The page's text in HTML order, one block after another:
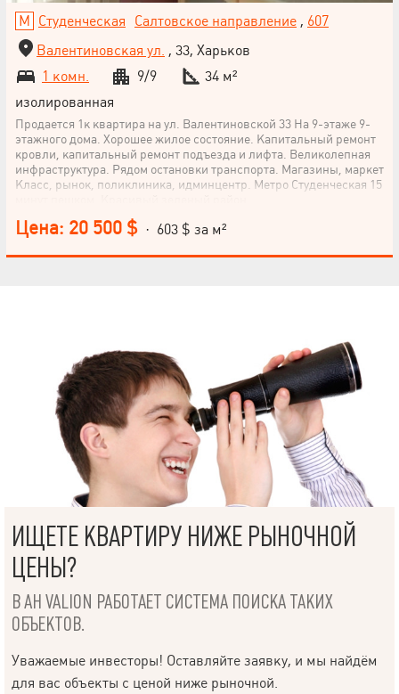
Студенческая Салтовское направление, 607
Валентиновская ул. , 33, Харьков
1 комн.
9/9
34 м²
изолированная
Продается 1к квартира на ул. Валентиновской 33 На 9-этаже 9-
этажного дома. Хорошее жилое состояние. Капитальный ремонт
кровли, капитальный ремонт подъезда и лифта. Великолепная
инфраструктура. Рядом остановки транспорта. Магазины, маркет
Класс, рынок, поликлиника, идминцентр. Метро Студенческая 15
Цена: 20 500 $ · 603 $ за м²
ИЩЕТЕ КВАРТИРУ НИЖЕ РЫНОЧНОЙ
ЦЕНЫ?
В АН VALION РАБОТАЕТ СИСТЕМА ПОИСКА ТАКИХ
ОБЪЕКТОВ.
Уважаемые инвесторы! Оставляйте заявку, и мы найдём
для вас объекты с ценой ниже рыночной.